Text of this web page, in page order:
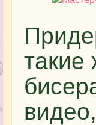
такие